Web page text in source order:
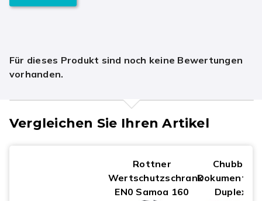
Für dieses Produkt sind noch keine Bewertungen
vorhanden.
Vergleichen Sie Ihren Artikel
Rottner
Wertschutzschrank
EN0 Samoa 160
Duplex